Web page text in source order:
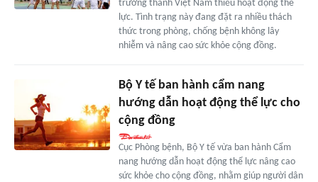
trưởng thành Việt Nam thiếu hoạt động thể
lực. Tình trạng này đang đặt ra nhiều thách
thức trong phòng, chống bệnh không lây
nhiễm và nâng cao sức khỏe cộng đồng.
Bộ Y tế ban hành cẩm nang
hướng dẫn hoạt động thể lực cho
cộng đồng
Cục Phòng bệnh, Bộ Y tế vừa ban hành Cẩm
nang hướng dẫn hoạt động thể lực nâng cao
sức khỏe cho cộng đồng, nhằm giúp người dân